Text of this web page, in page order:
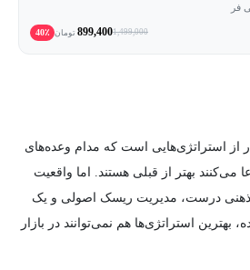
فر
1,499,000
899,400 تومان 40٪
استراتژی‌هایی است که مدام وعده‌های
می‌کنند بهتر از قبلی هستند. اما واقعیت
ذهنی درست، مدیریت ریسک اصولی و یک
استراتژی‌ها هم نمی‌توانند در بازار